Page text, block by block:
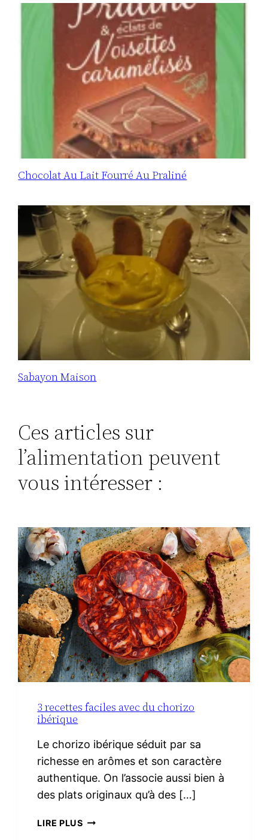
Chocolat Au Lait Fourré Au Praliné
Sabayon Maison
Ces articles sur
l’alimentation peuvent
vous intéresser :
3 recettes faciles avec du chorizo
ibérique
Le chorizo ibérique séduit par sa
richesse en arômes et son caractère
authentique. On l’associe aussi bien à
des plats originaux qu’à des […]
LIRE PLUS3